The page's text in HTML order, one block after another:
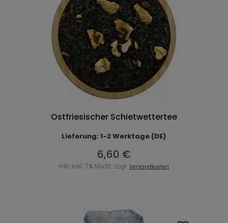
Ostfriesischer Schietwettertee
Lieferung: 1-2 Werktage (DE)
6,60 €
inkl. inkl. 7% MwSt. zzgl.Versandkosten